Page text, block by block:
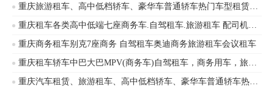
重庆商务租车别克7座商务 自驾租车奥迪商务旅游租车会议租车